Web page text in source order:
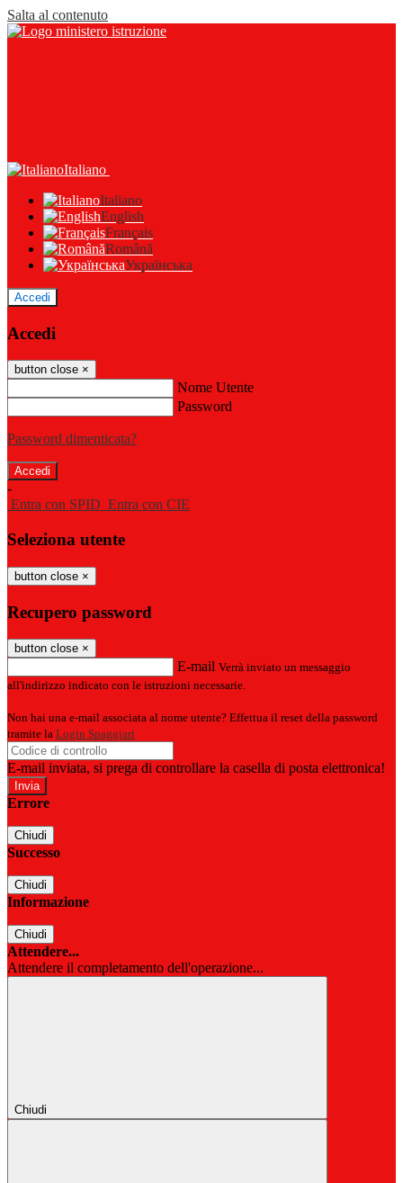
Salta al contenuto
Italiano
Italiano
English
Français
Română
Українська
Accedi
Accedi
button close ×
Nome Utente
Password
Password dimenticata?
-
Entra con SPID Entra con CIE
Seleziona utente
button close ×
Recupero password
button close ×
E-mail Verrà inviato un messaggio
all'indirizzo indicato con le istruzioni necessarie.
Non hai una e-mail associata al nome utente? Effettua il reset della password
tramite la Login Spaggiari
E-mail inviata, si prega di controllare la casella di posta elettronica!
Errore
Chiudi
Successo
Chiudi
Informazione
Chiudi
Attendere...
Attendere il completamento dell'operazione...
Chiudi